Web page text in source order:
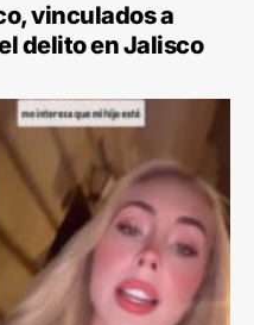
vinculados a
delito en Jalisco